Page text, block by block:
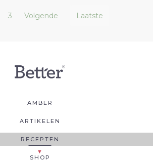
3 Volgende Laatste
AMBER
ARTIKELEN
RECEPTEN
SHOP